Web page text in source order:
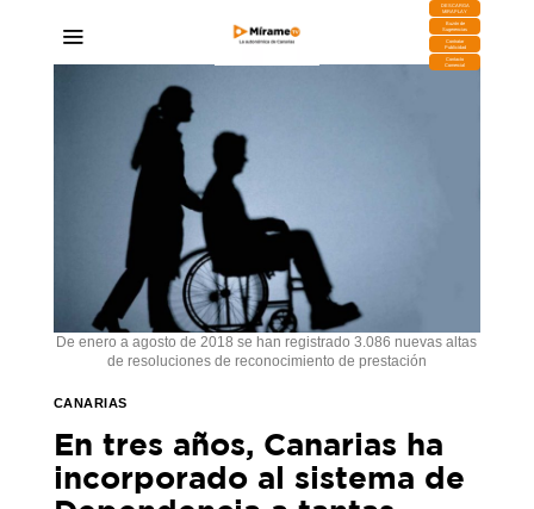
DESCARGA
MIRAPLAY
Buzón de
Sugerencias
Contratar
Publicidad
Contacto
Comercial
De enero a agosto de 2018 se han registrado 3.086 nuevas altas
de resoluciones de reconocimiento de prestación
CANARIAS
En tres años, Canarias ha
incorporado al sistema de